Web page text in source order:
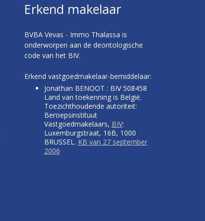
Erkend makelaar
BVBA Vevas - Immo Thalassa is
onderworpen aan de deontologische
code van het BIV.
Erkend vastgoedmakelaar-bemiddelaar:
Jonathan BENOOT : BIV 508458
Land van toekenning is België.
Toezichthoudende autoriteit:
Beroepsinstituut
Vastgoedmakelaars, BIV:
Luxemburgstraat, 16B, 1000
BRUSSEL. KB van 27 september
2006